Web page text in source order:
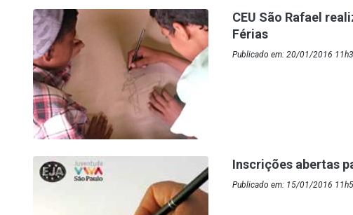
CEU São Rafael
Férias
Publicado em: 20/01/2016
Inscrições abertas
Publicado em: 15/01/2016